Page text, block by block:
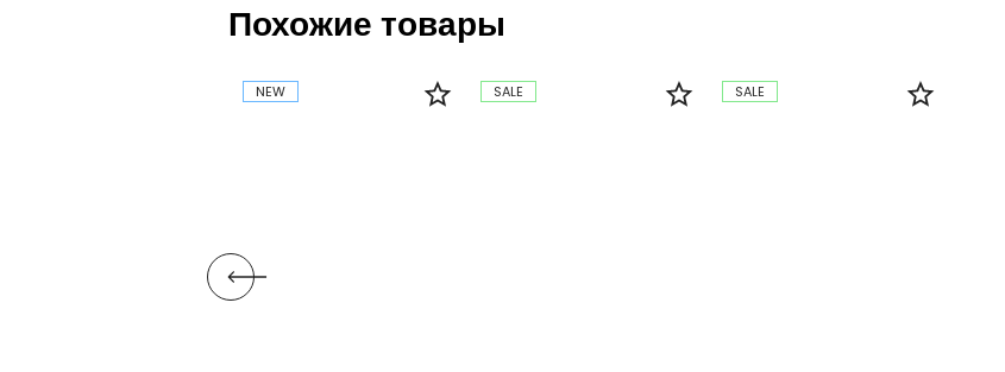
Похожие товары
NEW SALE SALE